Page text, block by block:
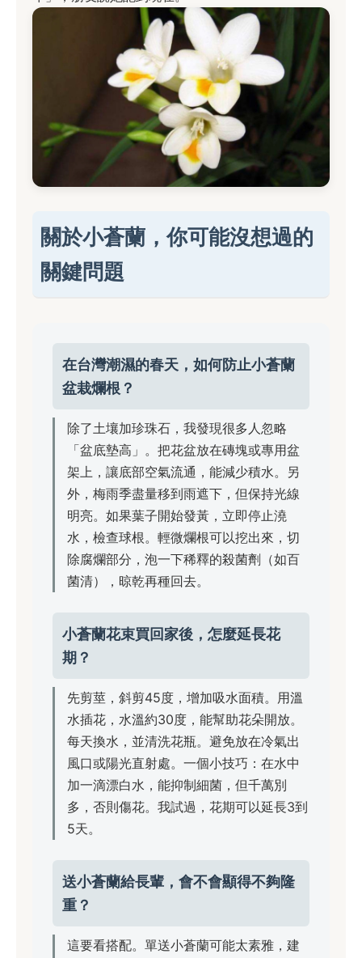
關於小蒼蘭，你可能沒想過的
關鍵問題
在台灣潮濕的春天，如何防止小蒼蘭
盆栽爛根？
除了土壤加珍珠石，我發現很多人忽略
「盆底墊高」。把花盆放在磚塊或專用盆
架上，讓底部空氣流通，能減少積水。另
外，梅雨季盡量移到雨遮下，但保持光線
明亮。如果葉子開始發黃，立即停止澆
水，檢查球根。輕微爛根可以挖出來，切
除腐爛部分，泡一下稀釋的殺菌劑（如百
菌清），晾乾再種回去。
小蒼蘭花束買回家後，怎麼延長花
期？
先剪莖，斜剪45度，增加吸水面積。用溫
水插花，水溫約30度，能幫助花朵開放。
每天換水，並清洗花瓶。避免放在冷氣出
風口或陽光直射處。一個小技巧：在水中
加一滴漂白水，能抑制細菌，但千萬別
多，否則傷花。我試過，花期可以延長3到
5天。
送小蒼蘭給長輩，會不會顯得不夠隆
重？
這要看搭配。單送小蒼蘭可能太素雅，建